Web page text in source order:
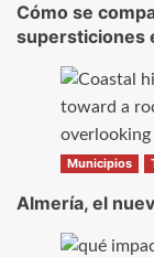
Cómo se
supersticiones
Municipios
Almería, el